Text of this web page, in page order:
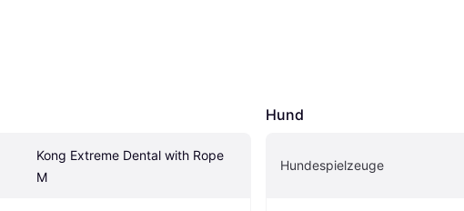
Kong Extreme Dental with Rope
M
Hund
Hundespielzeuge